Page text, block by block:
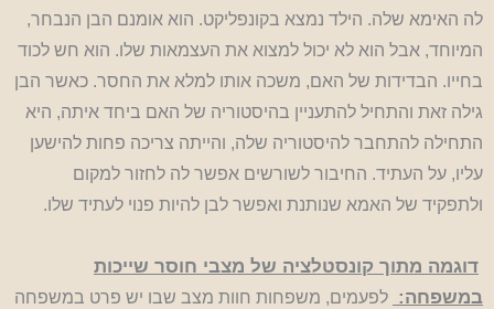
לה האימא שלה. הילד נמצא בקונפליקט. הוא אומנם הבן הנבחר,
המיוחד, אבל הוא לא יכול למצוא את העצמאות שלו. הוא חש לכוד
בחייו. הבדידות של האם, משכה אותו למלא את החסר. כאשר הבן
גילה זאת והתחיל להתעניין בהיסטוריה של האם ביחד איתה, היא
התחילה להתחבר להיסטוריה שלה, והייתה צריכה פחות להישען
עליו, על העתיד. החיבור לשורשים אפשר לה לחזור למקום
ולתפקיד של האמא שנותנת ואפשר לבן להיות פנוי לעתיד שלו.
דוגמה מתוך קונסטלציה של מצבי חוסר שייכות
במשפחה: לפעמים, משפחות חוות מצב שבו יש פרט במשפחה